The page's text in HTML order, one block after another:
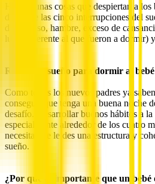
Hay algunas cosas que despiertan a
descubre las cinco interrupciones del
defectuoso, hambre, exceso de
lugar diferente al que fueron a dormir)
Rutina de sueño para dormir al bebé
Como todos los nuevos padres ya
conseguir que tenga una buena noche
desafío. Desarrollar buenos hábitos a la
especialmente alrededor de los cuatro
necesita que le des una estructura y
sueño.
¿Por qué es importante que un bebé